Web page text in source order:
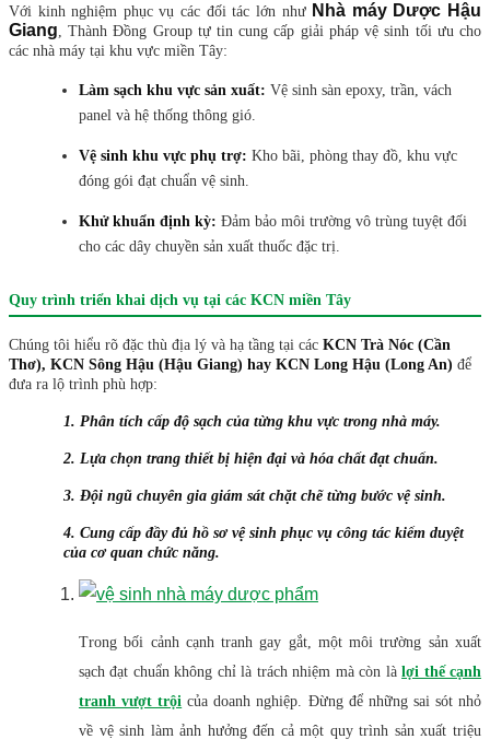
Với kinh nghiệm phục vụ các đối tác lớn như Nhà máy Dược Hậu
Giang, Thành Đồng Group tự tin cung cấp giải pháp vệ sinh tối ưu cho
các nhà máy tại khu vực miền Tây:
Làm sạch khu vực sản xuất: Vệ sinh sàn epoxy, trần, vách
panel và hệ thống thông gió.
Vệ sinh khu vực phụ trợ: Kho bãi, phòng thay đồ, khu vực
đóng gói đạt chuẩn vệ sinh.
Khử khuẩn định kỳ: Đảm bảo môi trường vô trùng tuyệt đối
cho các dây chuyền sản xuất thuốc đặc trị.
Quy trình triển khai dịch vụ tại các KCN miền Tây
Chúng tôi hiểu rõ đặc thù địa lý và hạ tầng tại các KCN Trà Nóc (Cần
Thơ), KCN Sông Hậu (Hậu Giang) hay KCN Long Hậu (Long An) để
đưa ra lộ trình phù hợp:
1. Phân tích cấp độ sạch của từng khu vực trong nhà máy.
2. Lựa chọn trang thiết bị hiện đại và hóa chất đạt chuẩn.
3. Đội ngũ chuyên gia giám sát chặt chẽ từng bước vệ sinh.
4. Cung cấp đầy đủ hồ sơ vệ sinh phục vụ công tác kiểm duyệt
của cơ quan chức năng.
​Trong bối cảnh cạnh tranh gay gắt, một môi trường sản xuất
sạch đạt chuẩn không chỉ là trách nhiệm mà còn làlợi thế cạnh
tranh vượt trội của doanh nghiệp. Đừng để những sai sót nhỏ
về vệ sinh làm ảnh hưởng đến cả một quy trình sản xuất triệu